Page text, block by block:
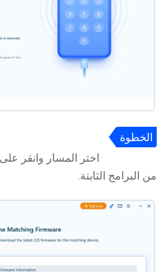
الخطوة
اختر المسار وانقر
من البرامج الثابتة.